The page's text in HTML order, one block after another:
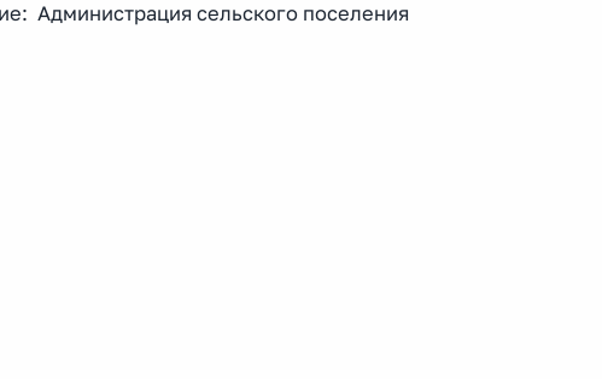
Администрация сельского поселения